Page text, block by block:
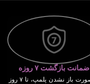
ضمانت بازگشت ۷ روزه
درصورت باز نشدن پلمپ، تا ۷ روز